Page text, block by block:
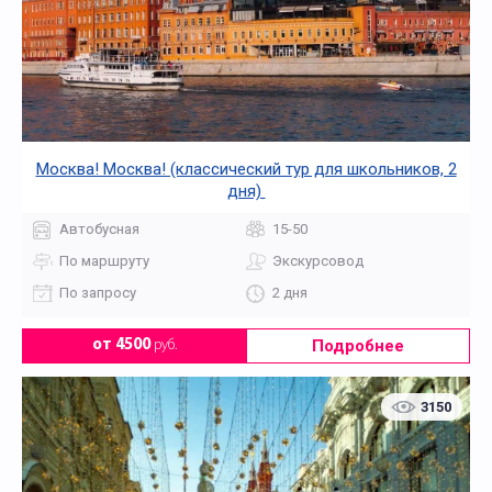
Москва! Москва! (классический тур для школьников, 2
дня)
Автобусная
15-50
По маршруту
Экскурсовод
По запросу
2 дня
от 4500руб. Подробнее
3150